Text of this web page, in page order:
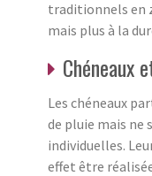
traditionnels en
mais plus à la
Chéneaux
Les chéneaux
de pluie mais ne
individuelles.
effet être